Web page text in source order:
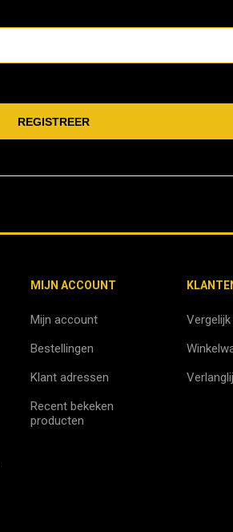
MIJN ACCOUNT
Mijn account
Bestellingen
Klant adressen
Recent bekeken
producten